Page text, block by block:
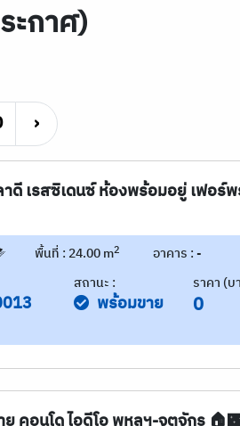
ะกาศ)
›
าดี เรสซิเดนซ์ ห้องพร้อมอยู่ เฟอร์
พื้นที่ : 24.00 m2 อาคาร : -
สถานะ :
พร้อมขาย
ราคา (บ
0